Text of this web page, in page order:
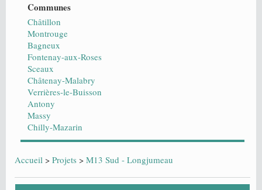
Accueil > Projets > M13 Sud - Longjumeau
Communes
Châtillon
Montrouge
Bagneux
Fontenay-aux-Roses
Sceaux
Châtenay-Malabry
Verrières-le-Buisson
Antony
Massy
Chilly-Mazarin